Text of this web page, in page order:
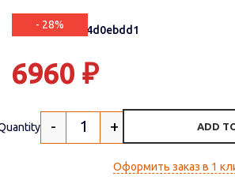
- 28%
Артикул: 3af04d0ebdd1
6960 ₽
- + ADD
Оформить заказ в 1